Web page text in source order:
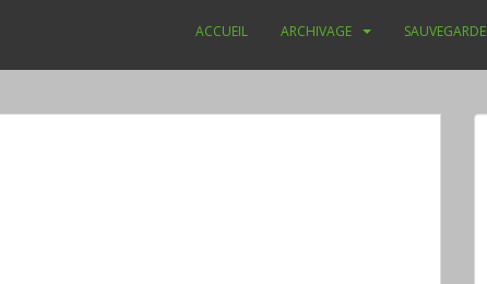
ACCUEIL ARCHIVAGE SAUVEGARDE